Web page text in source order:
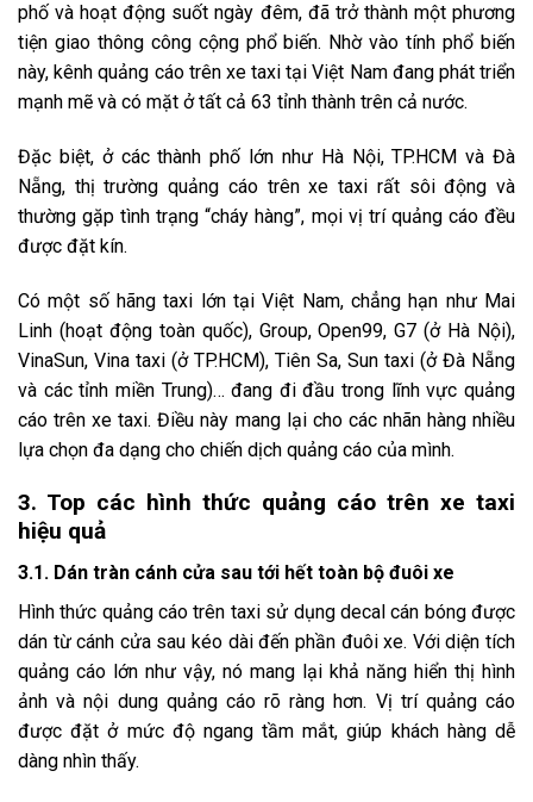
phố và hoạt động suốt ngày đêm, đã trở thành một phương
tiện giao thông công cộng phổ biến. Nhờ vào tính phổ biến
này, kênh quảng cáo trên xe taxi tại Việt Nam đang phát triển
mạnh mẽ và có mặt ở tất cả 63 tỉnh thành trên cả nước.
Đặc biệt, ở các thành phố lớn như Hà Nội, TP.HCM và Đà
Nẵng, thị trường quảng cáo trên xe taxi rất sôi động và
thường gặp tình trạng “cháy hàng”, mọi vị trí quảng cáo đều
được đặt kín.
Có một số hãng taxi lớn tại Việt Nam, chẳng hạn như Mai
Linh (hoạt động toàn quốc), Group, Open99, G7 (ở Hà Nội),
VinaSun, Vina taxi (ở TP.HCM), Tiên Sa, Sun taxi (ở Đà Nẵng
và các tỉnh miền Trung)… đang đi đầu trong lĩnh vực quảng
cáo trên xe taxi. Điều này mang lại cho các nhãn hàng nhiều
lựa chọn đa dạng cho chiến dịch quảng cáo của mình.
3. Top các hình thức quảng cáo trên xe taxi
hiệu quả
3.1. Dán tràn cánh cửa sau tới hết toàn bộ đuôi xe
Hình thức quảng cáo trên taxi sử dụng decal cán bóng được
dán từ cánh cửa sau kéo dài đến phần đuôi xe. Với diện tích
quảng cáo lớn như vậy, nó mang lại khả năng hiển thị hình
ảnh và nội dung quảng cáo rõ ràng hơn. Vị trí quảng cáo
được đặt ở mức độ ngang tầm mắt, giúp khách hàng dễ
dàng nhìn thấy.